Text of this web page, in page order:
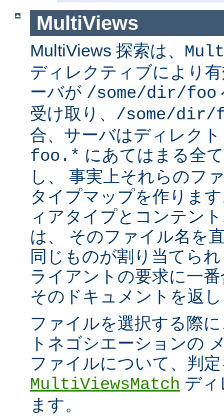
MultiViews
MultiViews 探索は、
ディレクティブにより
ーバが /some/dir/foo
受け取り、 /some/dir/
合、サーバはディレク
foo.* にあてはまる全
し、 事実上それらのフ
タイプマップを作りま
ィアタイプとコンテン
は、 そのファイル名を
同じものが割り当てら
ライアントの要求に一
そのドキュメントを返
ファイルを選択する際
トネゴシエーションの
ファイルについて、判
MultiViewsMatch デ
ます。